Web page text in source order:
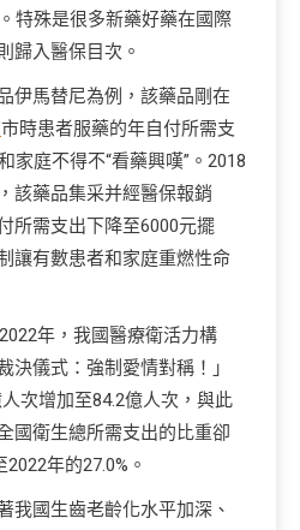
特殊是很多新藥好藥在國際
歸入醫保目次。
伊馬替尼為例，該藥品剛在
市時患者服藥的年自付所需支
家庭不得不“看藥興嘆”。2018
該藥品集采并經醫保報銷
所需支出下降至6000元擺
讓有數患者和家庭重燃性命
年，我國醫療衛活力構
決儀式：強制愛情對稱！」
次增加至84.2億人次，與此
國衛生總所需支出的比重卻
年的27.0%。
我國生齒老齡化水平加深、